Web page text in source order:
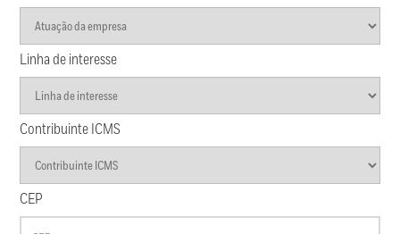
Linha de interesse
Contribuinte ICMS
CEP